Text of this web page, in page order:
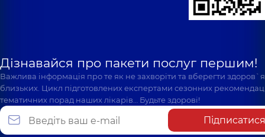
Дізнавайся про пакети послуг першим!
Важлива інформація про те як не захворіти та вберегти
близьких. Цикл підготовлених експертами сезонних
тематичних порад наших лікарів… Будьте здорові!
Підписатися